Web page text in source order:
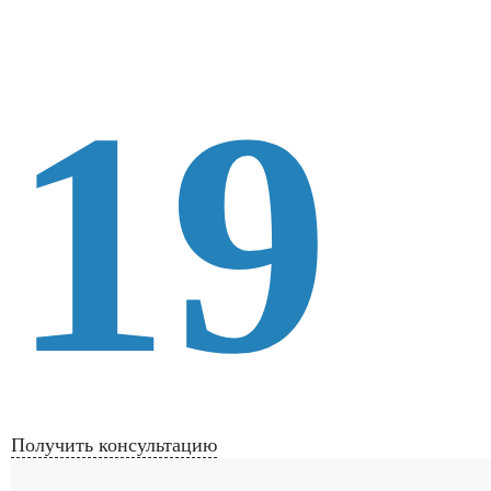
19
Получить консультацию